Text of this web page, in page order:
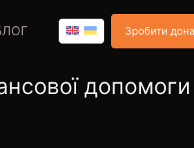
Зробити
допомоги